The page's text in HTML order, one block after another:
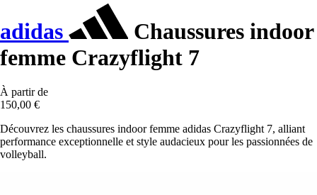
adidas
Chaussures indoor
femme Crazyflight 7
À partir de
150,00 €
Découvrez les chaussures indoor femme adidas Crazyflight 7, alliant
performance exceptionnelle et style audacieux pour les passionnées de
volleyball.